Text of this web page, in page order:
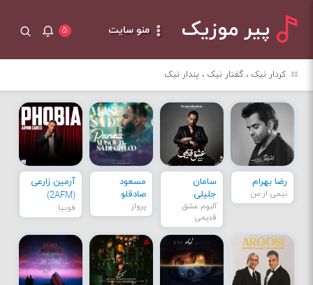
پیر موزیک منو سایت ۵
کردار نیک ، گفتار نیک ، پندار نیک
رضا بهرام
نیمی از من
سامان
جلیلی
آلبوم عشق
قدیمی
مسعود
صادقلو
پرواز
آرمین زارعی
(2AFM)
فوبیا